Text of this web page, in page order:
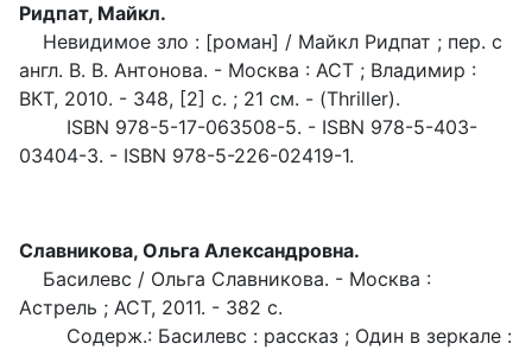
Ридпат, Майкл.
Невидимое зло : [роман] / Майкл Ридпат ; пер. с
англ. В. В. Антонова. - Москва : АСТ ; Владимир :
ВКТ, 2010. - 348, [2] с. ; 21 см. - (Thriller).
ISBN 978-5-17-063508-5. - ISBN 978-5-403-
03404-3. - ISBN 978-5-226-02419-1.
Славникова, Ольга Александровна.
Басилевс / Ольга Славникова. - Москва :
Астрель ; АСТ, 2011. - 382 с.
Содерж.: Басилевс : рассказ ; Один в зеркале :